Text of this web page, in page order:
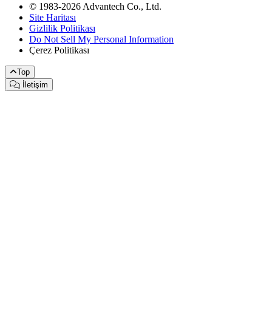
© 1983-2026 Advantech Co., Ltd.
Site Haritası
Gizlilik Politikası
Do Not Sell My Personal Information
Çerez Politikası
Top
İletişim